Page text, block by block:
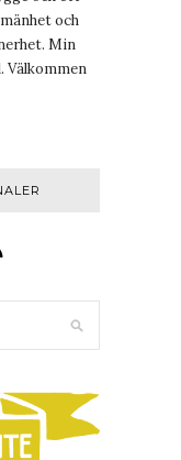
och
Min
Välkommen